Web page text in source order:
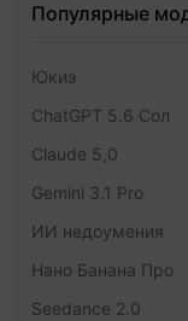
Популярные
Юкиэ
ChatGPT 5.6 Сол
Claude 5,0
Gemini 3.1 Pro
ИИ недоумения
Нано Банана Про
Seedance 2.0